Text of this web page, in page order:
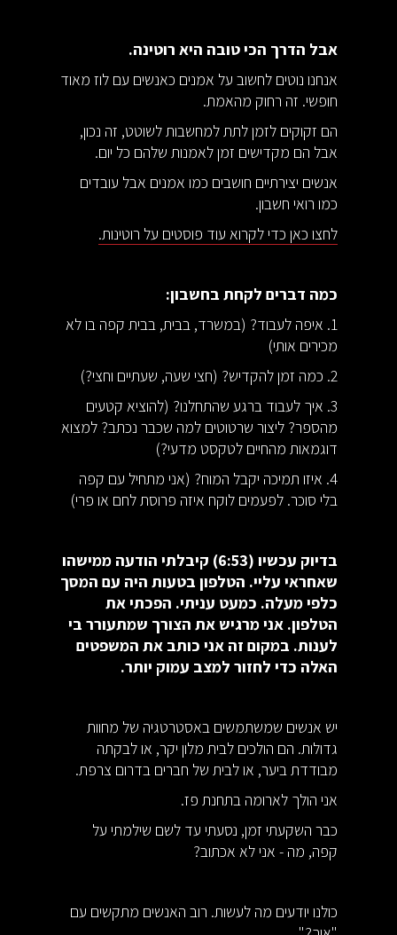
אבל הדרך הכי טובה היא רוטינה.
אנחנו נוטים לחשוב על אמנים כאנשים עם לוז מאוד
חופשי. זה רחוק מהאמת.
הם זקוקים לזמן לתת למחשבות לשוטט, זה נכון,
אבל הם מקדישים זמן לאמנות שלהם כל יום.
אנשים יצירתיים חושבים כמו אמנים אבל עובדים
כמו רואי חשבון.
לחצו כאן כדי לקרוא עוד פוסטים על רוטינות.
כמה דברים לקחת בחשבון:
1. איפה לעבוד? (במשרד, בבית, בבית קפה בו לא
מכירים אותי)
2. כמה זמן להקדיש? (חצי שעה, שעתיים וחצי?)
3. איך לעבוד ברגע שהתחלנו? (להוציא קטעים
מהספר? ליצור שרטוטים למה שכבר נכתב? למצוא
דוגמאות מהחיים לטקסט מדעי?)
4. איזו תמיכה יקבל המוח? (אני מתחיל עם קפה
בלי סוכר. לפעמים לוקח איזה פרוסת לחם או פרי)
בדיוק עכשיו (6:53) קיבלתי הודעה ממישהו
שאחראי עליי. הטלפון בטעות היה עם המסך
כלפי מעלה. כמעט עניתי. הפכתי את
הטלפון. אני מרגיש את הצורך שמתעורר בי
לענות. במקום זה אני כותב את המשפטים
האלה כדי לחזור למצב עמוק יותר.
יש אנשים שמשתמשים באסטרטגיה של מחוות
גדולות. הם הולכים לבית מלון יקר, או לבקתה
מבודדת ביער, או לבית של חברים בדרום צרפת.
אני הולך לארומה בתחנת פז.
כבר השקעתי זמן, נסעתי עד לשם שילמתי על
קפה, מה - אני לא אכתוב?
כולנו יודעים מה לעשות. רוב האנשים מתקשים עם